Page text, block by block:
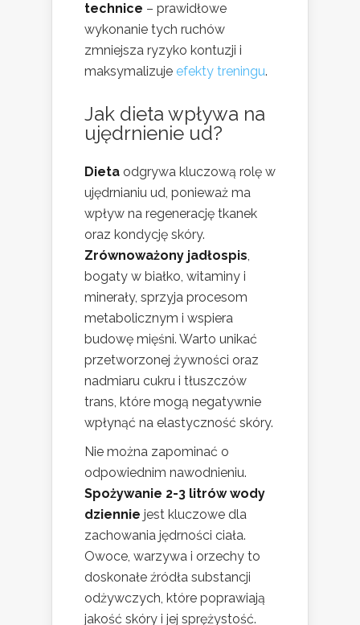
technice – prawidłowe
wykonanie tych ruchów
zmniejsza ryzyko kontuzji i
maksymalizuje efekty treningu.
Jak dieta wpływa na
ujędrnienie ud?
Dieta odgrywa kluczową rolę w
ujędrnianiu ud, ponieważ ma
wpływ na regenerację tkanek
oraz kondycję skóry.
Zrównoważony jadłospis,
bogaty w białko, witaminy i
minerały, sprzyja procesom
metabolicznym i wspiera
budowę mięśni. Warto unikać
przetworzonej żywności oraz
nadmiaru cukru i tłuszczów
trans, które mogą negatywnie
wpłynąć na elastyczność skóry.
Nie można zapominać o
odpowiednim nawodnieniu.
Spożywanie 2-3 litrów wody
dziennie jest kluczowe dla
zachowania jędrności ciała.
Owoce, warzywa i orzechy to
doskonałe źródła substancji
odżywczych, które poprawiają
jakość skóry i jej sprężystość.